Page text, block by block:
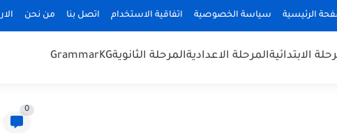
الرئيسية سياسة الخصوصية اتفاقية الاستخدام اتصل بنا من نحن
الابتدائيةالمرحلة الاعداديةالمرحلة الثانويةKG
Grammar
0